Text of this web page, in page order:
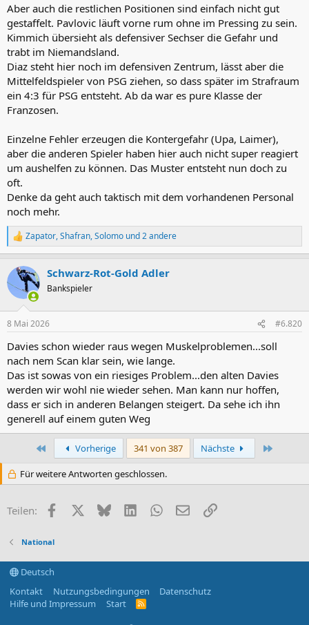
Aber auch die restlichen Positionen sind einfach nicht gut
gestaffelt. Pavlovic läuft vorne rum ohne im Pressing zu sein.
Kimmich übersieht als defensiver Sechser die Gefahr und
trabt im Niemandsland.
Diaz steht hier noch im defensiven Zentrum, lässt aber die
Mittelfeldspieler von PSG ziehen, so dass später im Strafraum
ein 4:3 für PSG entsteht. Ab da war es pure Klasse der
Franzosen.
Einzelne Fehler erzeugen die Kontergefahr (Upa, Laimer),
aber die anderen Spieler haben hier auch nicht super reagiert
um aushelfen zu können. Das Muster entsteht nun doch zu
oft.
Denke da geht auch taktisch mit dem vorhandenen Personal
noch mehr.
R
e
k
t
i
e
:
Zapator,Shafran,Solomo und 2 andere
Schwarz-Rot-Gold Adler
Bankspieler
8 Mai 2026 #6.820
Davies schon wieder raus wegen Muskelproblemen...soll
nach nem Scan klar sein, wie lange.
Das ist sowas von ein riesiges Problem...den alten Davies
werden wir wohl nie wieder sehen. Man kann nur hoffen,
dass er sich in anderen Belangen steigert. Da sehe ich ihn
generell auf einem guten Weg
Erste Vorherige 341 von 387 Nächste
Für weitere Antworten geschlossen.
Teilen: FacebookX (Twitter)
BlueskyLinkedInWhatsApp
E-MailLink
National
Deutsch
Kontakt
Nutzungsbedingungen
Datenschutz
Hilfe und Impressum
Start
R